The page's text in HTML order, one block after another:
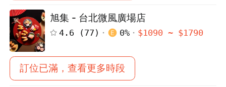
旭集 - 台北微風廣場店
4.6 (77 ) 0% $1090 ~ $1790
訂位已滿，查看更多時段